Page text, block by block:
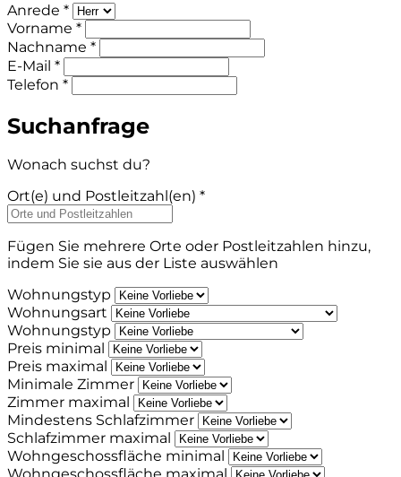
Anrede *
Vorname *
Nachname *
E-Mail *
Telefon *
Suchanfrage
Wonach suchst du?
Ort(e) und Postleitzahl(en) *
Fügen Sie mehrere Orte oder Postleitzahlen hinzu,
indem Sie sie aus der Liste auswählen
Wohnungstyp
Wohnungsart
Wohnungstyp
Preis minimal
Preis maximal
Minimale Zimmer
Zimmer maximal
Mindestens Schlafzimmer
Schlafzimmer maximal
Wohngeschossfläche minimal